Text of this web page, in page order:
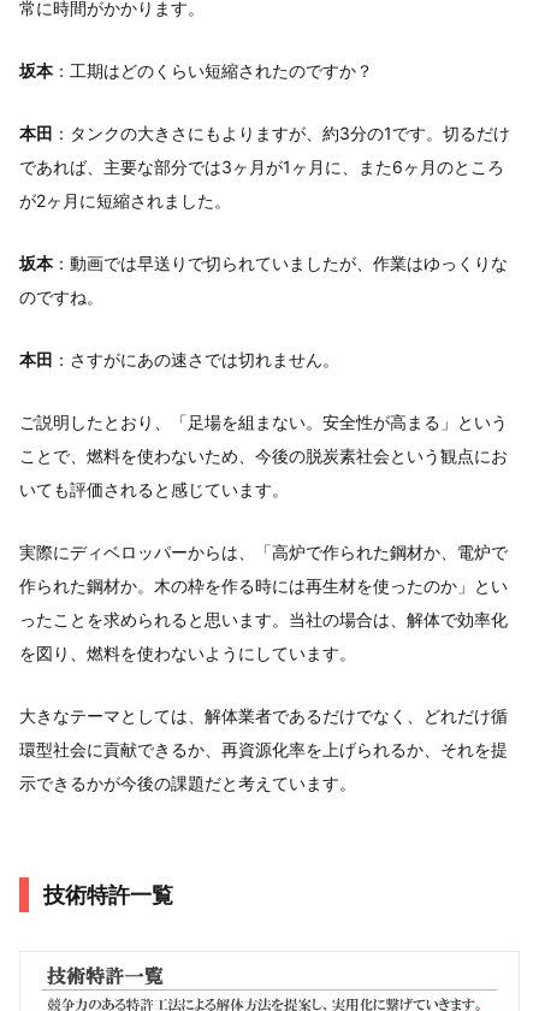
常に時間がかかります。
坂本 ：工期はどのくらい短縮されたのですか？
本田 ：タンクの大きさにもよりますが、約3分の1です。切るだけ
であれば、主要な部分では3ヶ月が1ヶ月に、また6ヶ月のところ
が2ヶ月に短縮されました。
坂本 ：動画では早送りで切られていましたが、作業はゆっくりな
のですね。
本田 ：さすがにあの速さでは切れません。
ご説明したとおり、「足場を組まない。安全性が高まる」という
ことで、燃料を使わないため、今後の脱炭素社会という観点にお
いても評価されると感じています。
実際にディベロッパーからは、「高炉で作られた鋼材か、電炉で
作られた鋼材か。木の枠を作る時には再生材を使ったのか」とい
ったことを求められると思います。当社の場合は、解体で効率化
を図り、燃料を使わないようにしています。
大きなテーマとしては、解体業者であるだけでなく、どれだけ循
環型社会に貢献できるか、再資源化率を上げられるか、それを提
示できるかが今後の課題だと考えています。
技術特許一覧